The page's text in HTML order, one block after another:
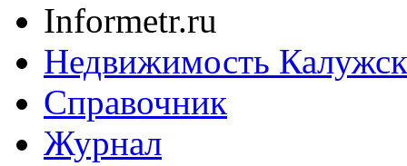
Informetr.ru
Недвижимость
Справочник
Журнал